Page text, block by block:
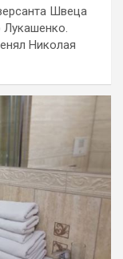
Швеца
Николая